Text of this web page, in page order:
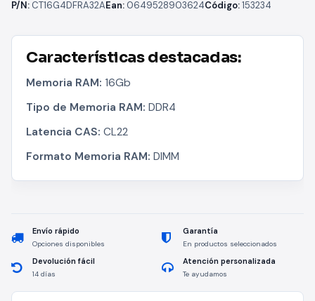
P/N: CT16G4DFRA32AEan: 0649528903624Código:153234
Características destacadas:
Memoria RAM: 16Gb
Tipo de Memoria RAM: DDR4
Latencia CAS: CL22
Formato Memoria RAM: DIMM
Envío rápido
Opciones disponibles
Garantía
En productos seleccionados
Devolución fácil
14 días
Atención personalizada
Te ayudamos